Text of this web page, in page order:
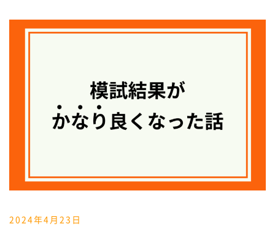
2024年4月23日